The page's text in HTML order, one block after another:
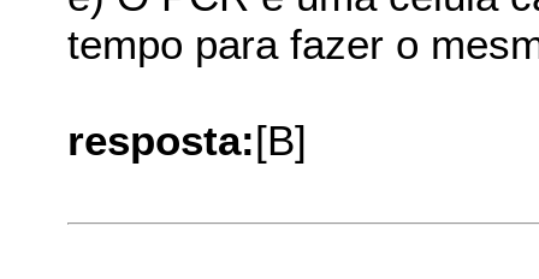
tempo para fazer o
resposta:[B]